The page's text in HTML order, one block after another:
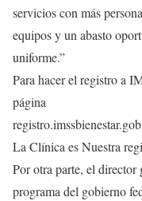
servicios con más
equipos y un abasto
uniforme.”
Para hacer el registro a
página
La Clínica es Nuestra
Por otra parte, el
programa del gobierno